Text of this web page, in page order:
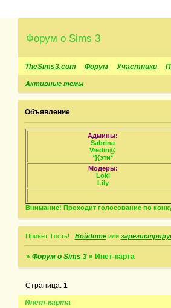
Форум о Sims 3
TheSims3.com Форум Участники
Активные темы
Объявление
Админы:
Sabrina
Vredin@
*]{эти*
Модеры:
Loki
Lily
Внимание! Проходит голосование по
Привет, Гость! Войдитеили
»Форум о Sims 3 » Инет-карта
Инет-карта
Страница:1